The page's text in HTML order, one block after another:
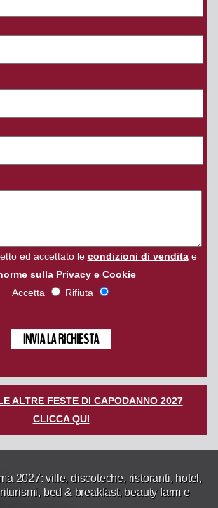
ed accettato le condizioni di venditae
sulla Privacy e Cookie
Accetta
Rifiuta
ALTRE FESTE DI CAPODANNO 2027
CLICCA QUI
2027: ville, discoteche, ristoranti, hotel,
bed & breakfast, beauty farm e